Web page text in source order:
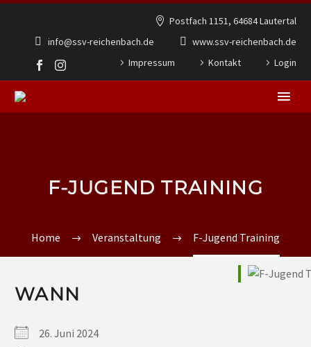
Postfach 1151, 64684 Lautertal
info@ssv-reichenbach.de
www.ssv-reichenbach.de
Impressum
Kontakt Login
F-JUGEND TRAINING
Home Veranstaltung F-Jugend Training
WANN
26. Juni 2024